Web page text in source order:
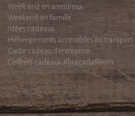
Week end en amoureux
Weekend en famille
Idées cadeaux
Hébergements accessibles en transport
Guide cadeau d'entreprise
Coffrets cadeaux AbracadaRoom